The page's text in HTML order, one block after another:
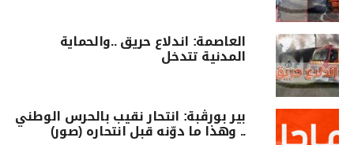
العاصمة: اندلاع حريق ..والحماية
المدنية تتدخل
بير بورڨبة: انتحار نقيب بالحرس الوطني
.. وهذا ما دوّنه قبل انتحاره (صور)